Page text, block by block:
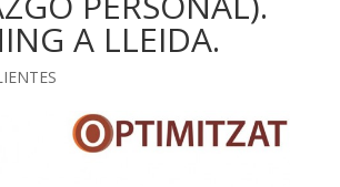
A LLEIDA.